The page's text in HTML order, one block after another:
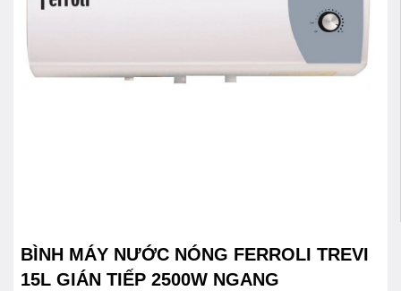
BÌNH MÁY NƯỚC NÓNG FERROLI TREVI
15L GIÁN TIẾP 2500W NGANG